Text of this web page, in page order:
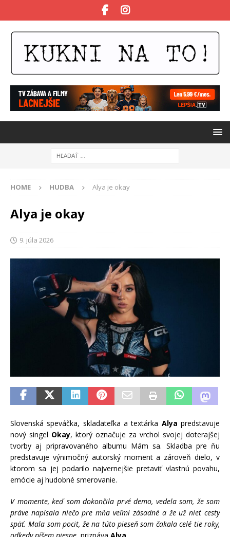
HOME HUDBA Alya je okay
Alya je okay
9. júla 2026
Slovenská speváčka, skladateľka a textárka Alya predstavuje
nový singel Okay, ktorý označuje za vrchol svojej doterajšej
tvorby aj pripravovaného albumu Mám sa. Skladba pre ňu
predstavuje výnimočný autorský moment a zároveň dielo, v
ktorom sa jej podarilo najvernejšie pretaviť vlastnú povahu,
emócie aj hudobné smerovanie.
V momente, keď som dokončila prvé demo, vedela som, že som
práve napísala niečo pre mňa veľmi zásadné a že už niet cesty
späť. Mala som pocit, že na túto pieseň som čakala celé tie roky,